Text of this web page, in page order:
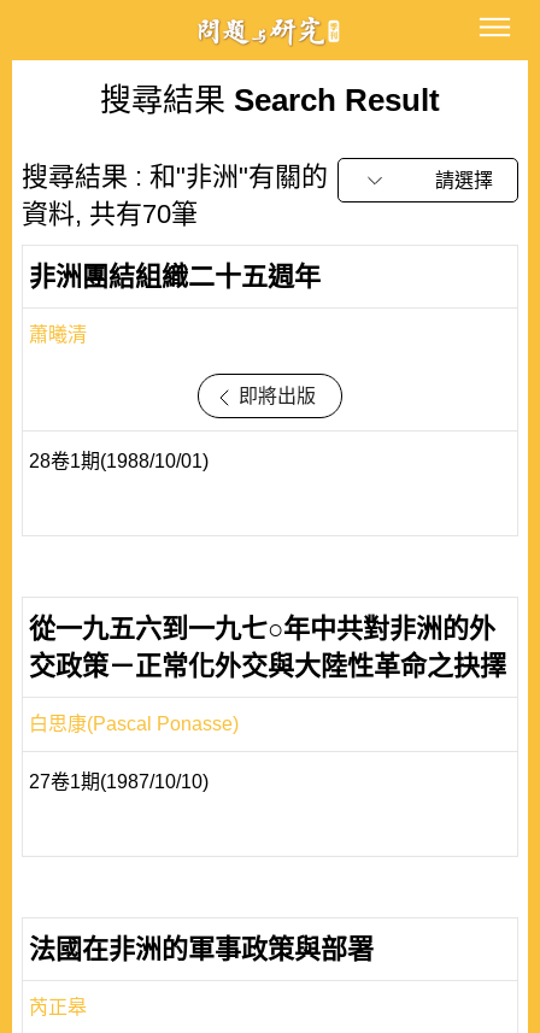
搜尋結果 Search Result
搜尋結果 : 和"非洲"有關的
資料, 共有70筆
請選擇
非洲團結組織二十五週年
蕭曦清
即將出版
28卷1期(1988/10/01)
從一九五六到一九七○年中共對非洲的外
交政策－正常化外交與大陸性革命之抉擇
白思康(Pascal Ponasse)
27卷1期(1987/10/10)
法國在非洲的軍事政策與部署
芮正皋